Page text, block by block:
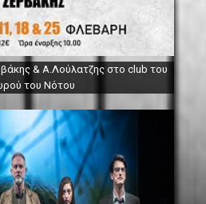
& Α.Λούλατζης στο club του
του Νότου